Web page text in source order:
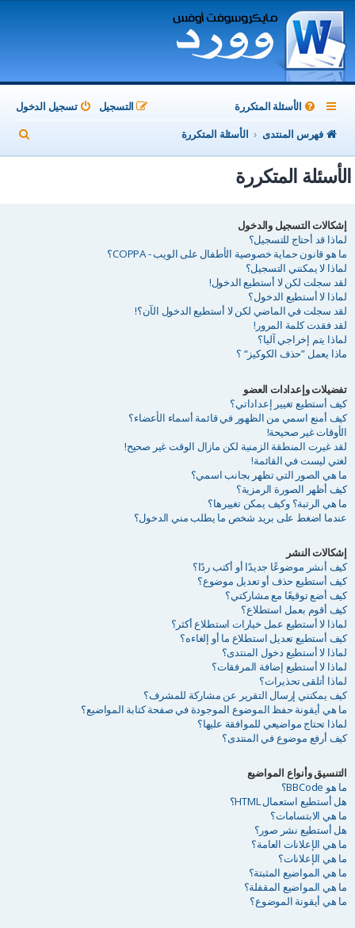
الأسئلة المتكررة تسجيل الدخول
التسجيل
فهرس المنتدى
الأسئلة المتكررة
ح
الأسئلة المتكررة
إشكالات التسجيل والدخول
لماذا قد أحتاج للتسجيل؟
ما هو قانون حماية خصوصية الأطفال على الويب - COPPA؟
لماذا لا يمكنني التسجيل؟
لقد سجلت لكن لا أستطيع الدخول!
لماذا لا أستطيع الدخول؟
لقد سجلت في الماضي لكن لا أستطيع الدخول الآن؟!
لقد فقدت كلمة المرور!
لماذا يتم إخراجي آليا؟
ماذا يعمل ”حذف الكوكيز“ ؟
تفضيلات وإعدادات العضو
كيف أستطيع تغيير إعداداتي؟
كيف أمنع اسمي من الظهور في قائمة أسماء الأعضاء؟
الأوقات غير صحيحة!
لقد غيرت المنطقة الزمنية لكن مازال الوقت غير صحيح!
لغتي ليست في القائمة!
ما هي الصور التي تظهر بجانب اسمي؟
كيف أظهر الصورة الرمزية؟
ما هي الرتبة؟ وكيف يمكن تغييرها؟
عندما اضغط على بريد شخص ما يطلب مني الدخول؟
إشكالات النشر
كيف أنشر موضوعًا جديدًا أو أكتب ردًا؟
كيف أستطيع حذف أو تعديل موضوع؟
كيف أضع توقيعًا مع مشاركتي؟
كيف أقوم بعمل استطلاع؟
لماذا لا أستطيع عمل خيارات استطلاع أكثر؟
كيف أستطيع تعديل استطلاع ما أو إلغاءه؟
لماذا لا أستطيع دخول المنتدى؟
لماذا لا أستطيع إضافة المرفقات؟
لماذا أتلقى تحذيرات؟
كيف يمكنني إرسال التقرير عن مشاركة للمشرف؟
ما هي أيقونة حفظ الموضوع الموجودة في صفحة كتابة المواضيع؟
لماذا تحتاج مواضيعي للموافقة عليها؟
كيف أرفع موضوع في المنتدى؟
التنسيق وأنواع المواضيع
ما هو BBCode؟
هل أستطيع استعمال HTML؟
ما هي الابتسامات؟
هل أستطيع نشر صور؟
ما هي الإعلانات العامة؟
ما هي الإعلانات؟
ما هي المواضيع المثبتة؟
ما هي المواضيع المقفلة؟
ما هي أيقونة الموضوع؟